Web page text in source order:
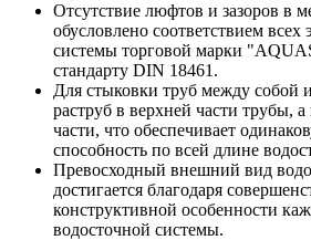
Отсутствие люфтов и зазоров в
обусловлено соответствием всех
системы торговой марки
стандарту DIN 18461.
Для стыковки труб между собой
раструб в верхней части трубы,
части, что обеспечивает
способность по всей длине
Превосходный внешний вид
достигается благодаря
конструктивной особенности
водосточной системы.